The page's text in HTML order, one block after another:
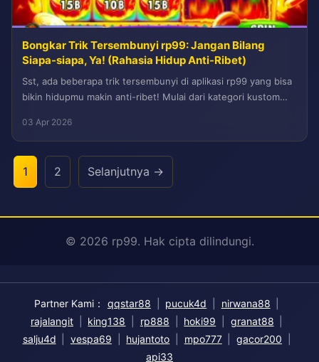
Bongkar Trik Tersembunyi rp99: Jangan Bilang
Siapa-siapa, Ya! (Rahasia Hidup Anti-Ribet)
Sst, ada beberapa trik tersembunyi di aplikasi rp99 yang bisa
bikin hidupmu makin anti-ribet! Mulai dari kategori kustom
03 Apr 2026
1 2 Selanjutnya →
© 2026 rp99. Hak cipta dilindungi.
Partner Kami： qqstar88 pucuk4d nirwana88
rajalangit
king138 rp888 hoki99 granat88
salju4d
vespa69 hujantoto mpo777 gacor200
api33